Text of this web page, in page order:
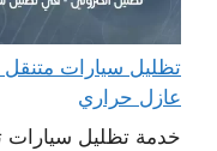
عازل حراري
خدمة تظليل سيارات